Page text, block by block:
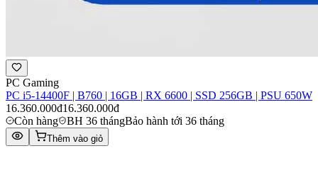
PC Gaming
PC i5-14400F | B760 | 16GB | RX 6600 | SSD 256GB | PSU 650W
16.360.000đ16.360.000đ
Còn hàng
BH 36 thángBảo hành tới 36 tháng
Thêm vào giỏ